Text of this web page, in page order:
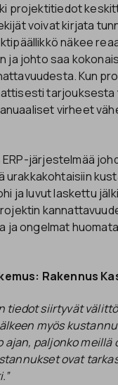
projektitiedot
voivat kirjata
näkee
ja johto saa
Kun
virheet
ERP-järjestelmää
urakkakohtaisiin
ja luvut laskettu
ja ongelmat
Rakennus
tiedot siirtyvät
myös
ajan, paljonko meillä
ovat